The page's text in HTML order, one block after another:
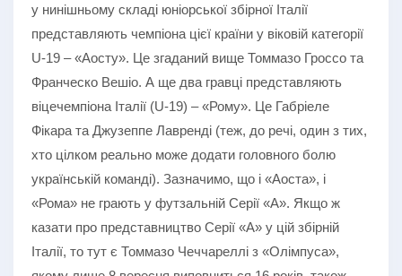
у нинішньому складі юніорської збірної Італії
представляють чемпіона цієї країни у віковій категорії
U-19 – «Аосту». Це згаданий вище Томмазо Гроссо та
Франческо Вешіо. А ще два гравці представляють
віцечемпіона Італії (U-19) – «Рому». Це Габріеле
Фікара та Джузеппе Лавренді (теж, до речі, один з тих,
хто цілком реально може додати головного болю
українській команді). Зазначимо, що і «Аоста», і
«Рома» не грають у футзальній Серії «А». Якщо ж
казати про представництво Серії «А» у цій збірній
Італії, то тут є Томмазо Чеччареллі з «Олімпуса»,